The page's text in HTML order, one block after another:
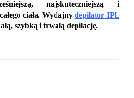
najskuteczniejszą i
ciała. Wydajnydepilator IPL
szybką i trwałą depilację.